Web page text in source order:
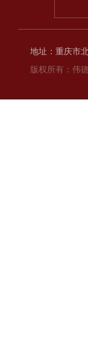
地址：重庆市
版权所有：伟